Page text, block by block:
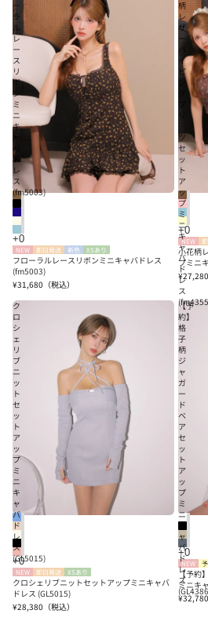
ー
ラ
ル
レ
ー
ス
リ
ボ
ン
ミ
ニ
キ
バ
ド
レ
ス
(fm5003)
NEW 即日発送 新色 XSあり
フローラルレースリボンミニキャバドレス
(fm5003)
¥31,680 （税込）
柄
レ
ザ
ー
パ
イ
ピ
ン
ー
ツ
セ
ッ
ト
ア
ッ
プ
ミ
ニ
キ
ャ
バ
ド
レ
ス
NEW
小花柄
プミニ
¥27,280
ク
ロ
シ
ェ
リ
ブ
ニ
ッ
ト
セ
ッ
ト
ア
ッ
プ
ミ
ニ
キ
ャ
バ
ド
レ
ス
(GL5015)
NEW 即日発送 XSあり
クロシェリブニットセットアップミニキャバ
ドレス (GL5015)
¥28,380 （税込）
【予
約】
格
子
柄
ジ
ャ
ガ
ー
ド
ベ
ア
セ
ッ
ト
ア
ッ
プ
ミ
ニ
キ
ャ
バ
ド
レ
ス
NEW
【予約
ミニキ
¥32,780